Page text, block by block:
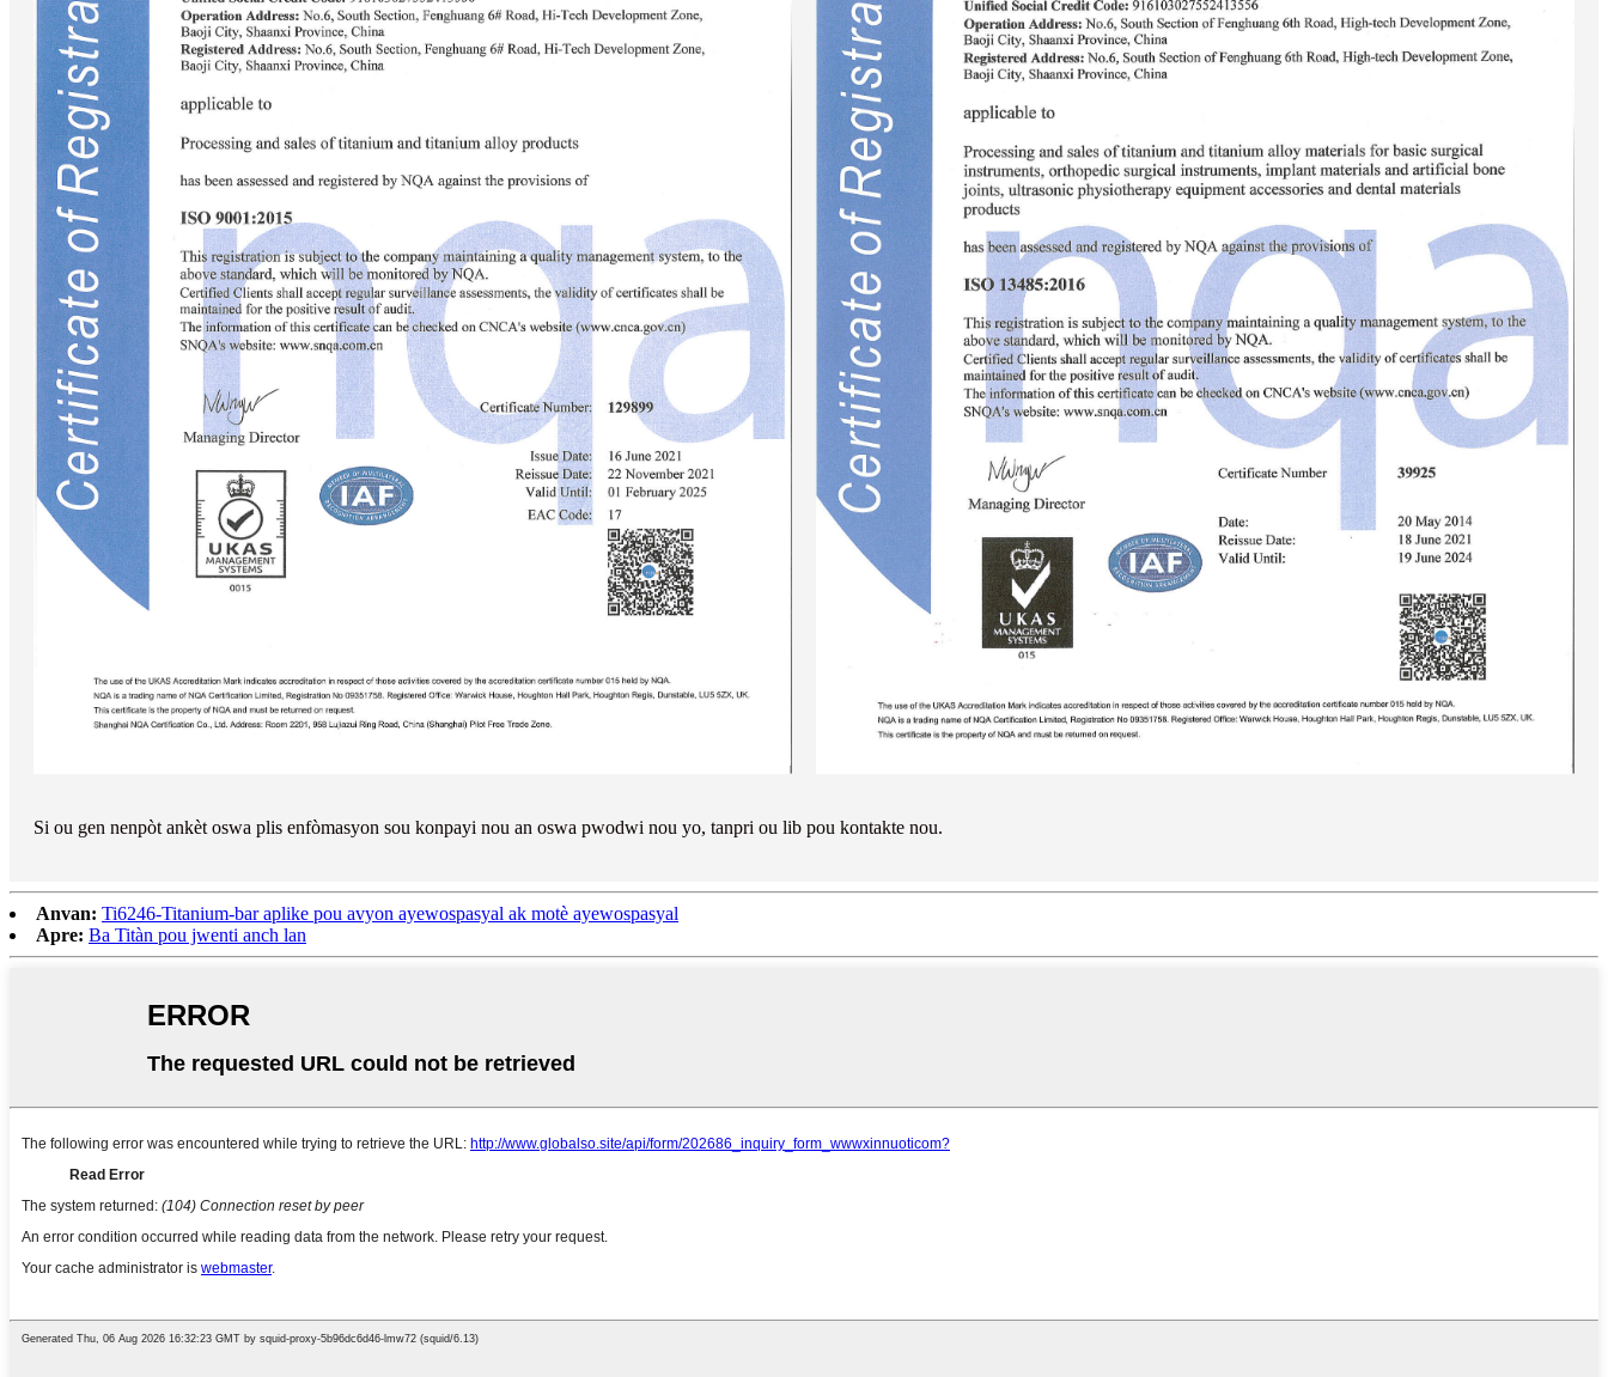
Si ou gen nenpòt ankèt oswa plis enfòmasyon sou konpayi nou an oswa pwodwi nou yo, tanpri ou lib pou kontakte nou.
Anvan: Ti6246-Titanium-bar aplike pou avyon ayewospasyal ak motè ayewospasyal
Apre: Ba Titàn pou jwenti anch lan